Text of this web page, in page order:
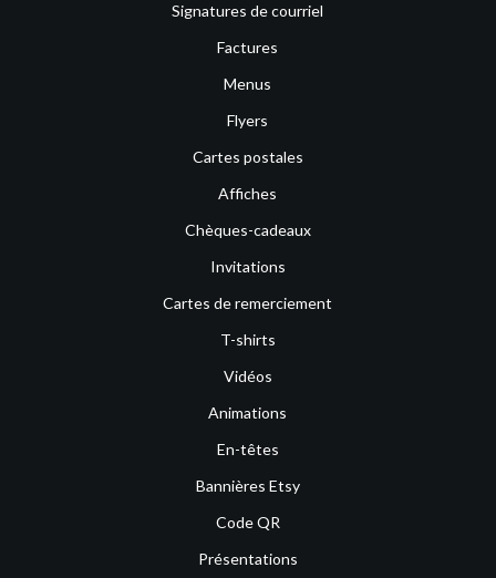
Signatures de courriel
Factures
Menus
Flyers
Cartes postales
Affiches
Chèques-cadeaux
Invitations
Cartes de remerciement
T-shirts
Vidéos
Animations
En-têtes
Bannières Etsy
Code QR
Présentations